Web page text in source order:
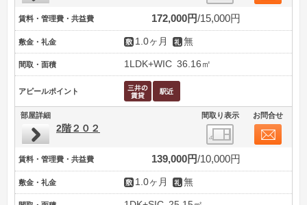
賃料・管理費・共益費 172,000円 15,000円
敷金・礼金 1.0ヶ月 無
間取・面積 1LDK+WIC 36.16㎡
アピールポイント
部屋詳細 間取り表示 お問合せ
2階２０２
賃料・管理費・共益費 139,000円 10,000円
敷金・礼金 1.0ヶ月 無